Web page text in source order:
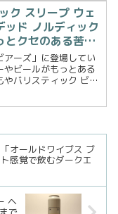
！その名もどストレー
ク スリープ ウェ
ッド ノルディック
とクセのある苦味
アーズ」に登場してい
やビールがもっとある
やバリスティック ビア
オールドワイブス ブ
感覚で飲むダークエ
ヘ